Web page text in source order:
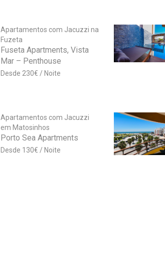
Apartamentos com Jacuzzi na
Fuzeta
Fuseta Apartments, Vista
Mar – Penthouse
230€
Apartamentos com Jacuzzi
em Matosinhos
Porto Sea Apartments
130€